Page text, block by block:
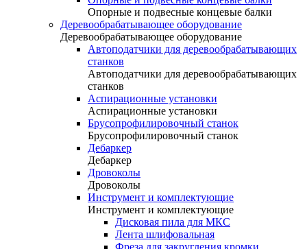
Опорные и подвесные концевые балки
Деревообрабатывающее оборудование
Деревообрабатывающее оборудование
Автоподатчики для деревообрабатывающих
станков
Автоподатчики для деревообрабатывающих
станков
Аспирационные установки
Аспирационные установки
Брусопрофилировочный станок
Брусопрофилировочный станок
Дебаркер
Дебаркер
Дровоколы
Дровоколы
Инструмент и комплектующие
Инструмент и комплектующие
Дисковая пила для МКС
Лента шлифовальная
Фреза для закругления кромки